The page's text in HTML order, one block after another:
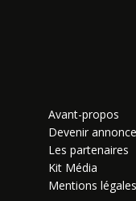
Avant-propos
Devenir
Les partenaires
Kit Média
Mentions légales